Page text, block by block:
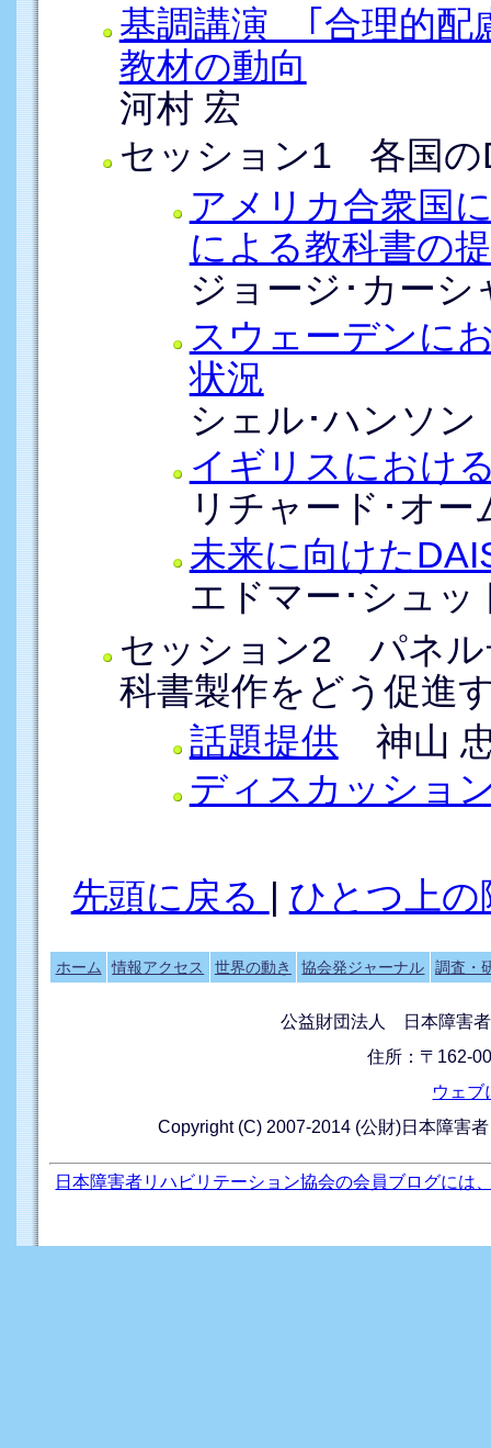
基調講演 ｢合理的配
教材の動向
河村 宏
セッション1 各国の
アメリカ合衆国
による教科書の
ジョージ･カーシ
スウェーデンに
状況
シェル･ハンソン
イギリスにおけ
リチャード･オー
未来に向けた
エドマー･シュッ
セッション2 パネル
科書製作をどう促進
話題提供 神山
ディスカッショ
先頭に戻る | ひとつ上の
ホーム 情報アクセス 世界の動き 協会発ジャーナル 調査・
公益財団法人 日本障害
住所：〒162-
ウェブ
Copyright (C) 2007-2014 (公財)日本障害
日本障害者リハビリテーション協会の会員ブログには